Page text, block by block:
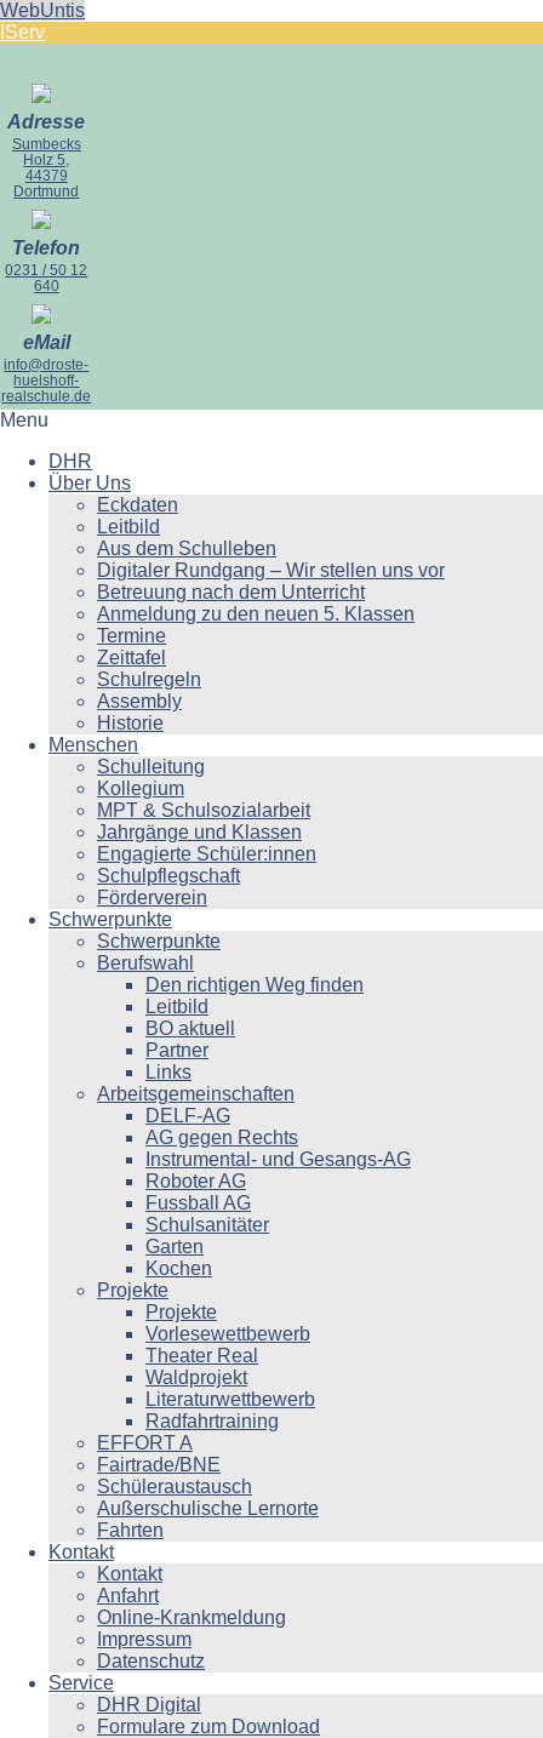
WebUntis
IServ
Adresse
Sumbecks
Holz 5,
44379
Dortmund
Telefon
0231 / 50 12
640
eMail
info@droste-
huelshoff-
realschule.de
Menu
DHR
Über Uns
Eckdaten
Leitbild
Aus dem Schulleben
Digitaler Rundgang – Wir stellen uns vor
Betreuung nach dem Unterricht
Anmeldung zu den neuen 5. Klassen
Termine
Zeittafel
Schulregeln
Assembly
Historie
Menschen
Schulleitung
Kollegium
MPT & Schulsozialarbeit
Jahrgänge und Klassen
Engagierte Schüler:innen
Schulpflegschaft
Förderverein
Schwerpunkte
Schwerpunkte
Berufswahl
Den richtigen Weg finden
Leitbild
BO aktuell
Partner
Links
Arbeitsgemeinschaften
DELF-AG
AG gegen Rechts
Instrumental- und Gesangs-AG
Roboter AG
Fussball AG
Schulsanitäter
Garten
Kochen
Projekte
Projekte
Vorlesewettbewerb
Theater Real
Waldprojekt
Literaturwettbewerb
Radfahrtraining
EFFORT A
Fairtrade/BNE
Schüleraustausch
Außerschulische Lernorte
Fahrten
Kontakt
Kontakt
Anfahrt
Online-Krankmeldung
Impressum
Datenschutz
Service
DHR Digital
Formulare zum Download